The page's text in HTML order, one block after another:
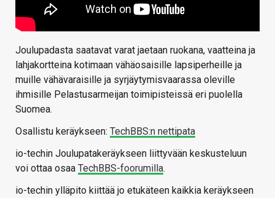
Joulupadasta saatavat varat jaetaan ruokana, vaatteina ja
lahjakortteina kotimaan vähäosaisille lapsiperheille ja
muille vähävaraisille ja syrjäytymisvaarassa oleville
ihmisille Pelastusarmeijan toimipisteissä eri puolella
Suomea.
Osallistu keräykseen: TechBBS:n nettipata
io-techin Joulupatakeräykseen liittyvään keskusteluun
voi ottaa osaa TechBBS-foorumilla.
io-techin ylläpito kiittää jo etukäteen kaikkia keräykseen